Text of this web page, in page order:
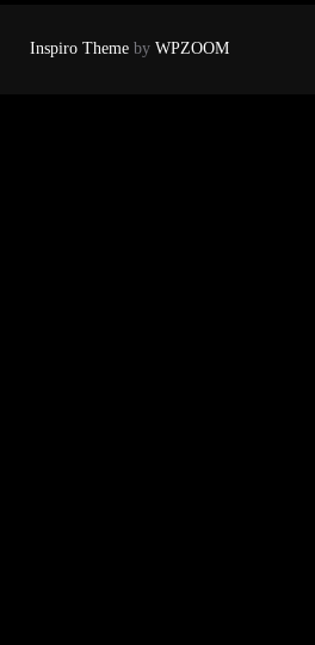
Inspiro Theme by WPZOOM